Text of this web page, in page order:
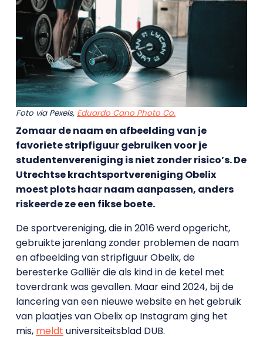
Foto via Pexels, Eduardo Cano Photo Co.
Zomaar de naam en afbeelding van je
favoriete stripfiguur gebruiken voor je
studentenvereniging is niet zonder risico’s. De
Utrechtse krachtsportvereniging Obelix
moest plots haar naam aanpassen, anders
riskeerde ze een fikse boete.
De sportvereniging, die in 2016 werd opgericht,
gebruikte jarenlang zonder problemen de naam
en afbeelding van stripfiguur Obelix, de
beresterke Galliër die als kind in de ketel met
toverdrank was gevallen. Maar eind 2024, bij de
lancering van een nieuwe website en het gebruik
van plaatjes van Obelix op Instagram ging het
mis, meldt universiteitsblad DUB.